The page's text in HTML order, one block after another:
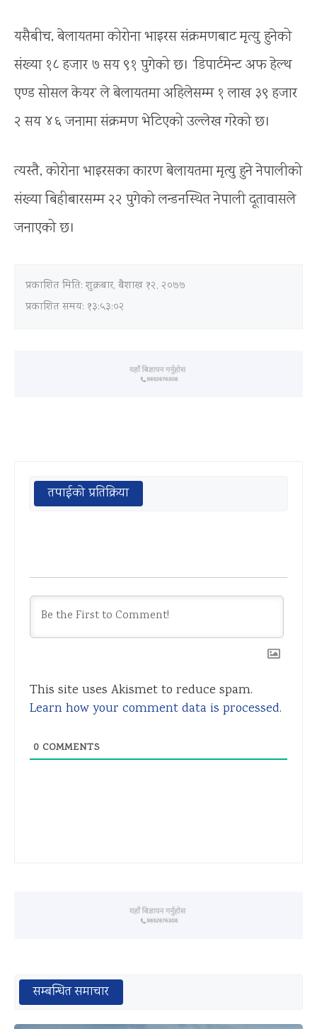
यसैबीच, बेलायतमा कोरोना भाइरस संक्रमणबाट मृत्यु हुनेको
संख्या १८ हजार ७ सय ९१ पुगेको छ। ‘डिपार्टमेन्ट अफ हेल्थ
एण्ड सोसल केयर’ ले बेलायतमा अहिलेसम्म १ लाख ३९ हजार
२ सय ४६ जनामा संक्रमण भेटिएको उल्लेख गरेको छ।
त्यस्तै, कोरोना भाइरसका कारण बेलायतमा मृत्‍यु हुने नेपालीको
संख्या बिहीबारसम्म २२ पुगेको लन्डनस्थित नेपाली दूतावासले
जनाएको छ।
प्रकाशित मिति:शुक्रबार, बैशाख १२, २०७७
प्रकाशित समय: १३:५३:०२
तपाईको प्रतिक्रिया
This site uses Akismet to reduce spam.
Learn how your comment data is processed.
0 COMMENTS
सम्बन्धित समाचार